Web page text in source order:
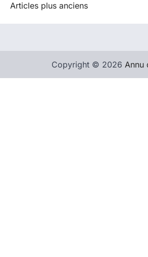
Navigation
des
Articles plus anciens
Copyright © 2026 Annu